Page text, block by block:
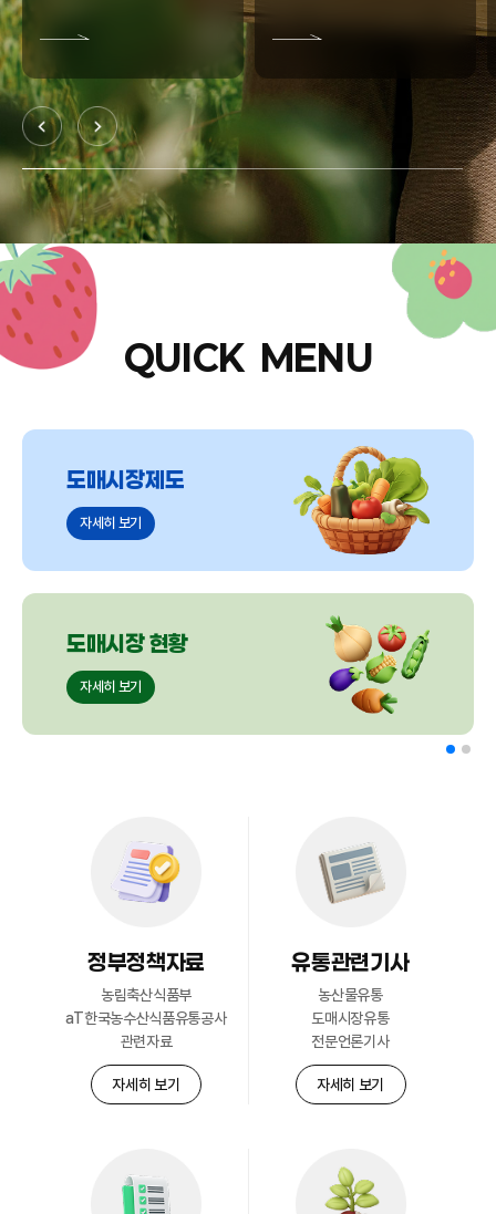
QUICK MENU
도매시장제도
자세히 보기
도매시장 현황
자세히 보기
자세히 보기
회원현황
자세히 보기
정부정책자료
농림축산식품부
aT한국농수산식품유통공사
관련자료
자세히 보기
유통관련기사
농산물유통
도매시장유통
전문언론기사
자세히 보기